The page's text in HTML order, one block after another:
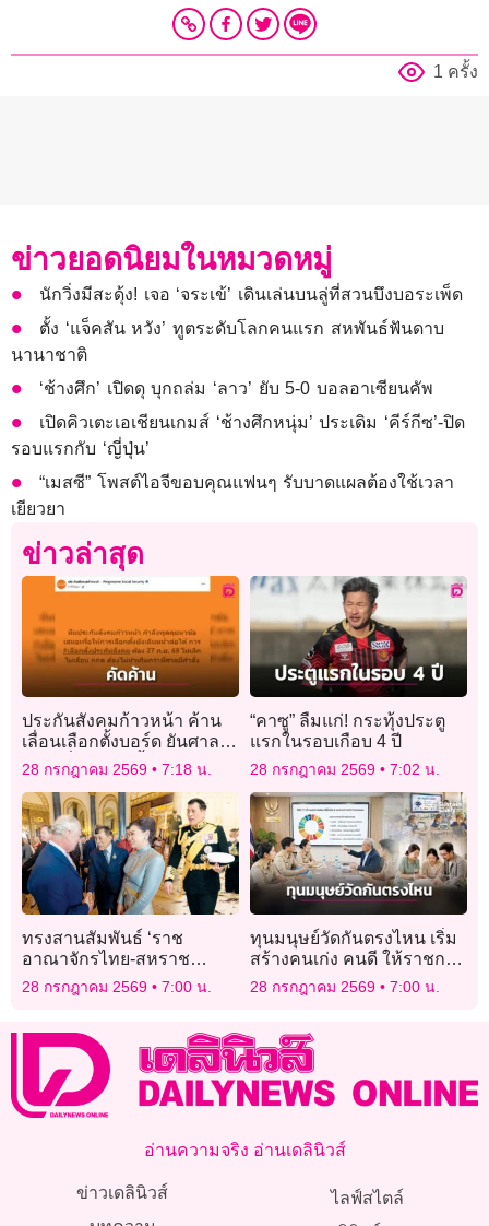
1 ครั้ง
ข่าวยอดนิยมในหมวดหมู่
นักวิ่งมีสะดุ้ง! เจอ ‘จระเข้’ เดินเล่นบนลู่ที่สวนบึงบอระเพ็ด
ตั้ง ‘แจ็คสัน หวัง’ ทูตระดับโลกคนแรก สหพันธ์ฟันดาบ
นานาชาติ
‘ช้างศึก’ เปิดดุ บุกถล่ม ‘ลาว’ ยับ 5-0 บอลอาเซียนคัพ
เปิดคิวเตะเอเชียนเกมส์ ‘ช้างศึกหนุ่ม’ ประเดิม ‘คีร์กีซ’-ปิด
รอบแรกกับ ‘ญี่ปุ่น’
“เมสซี” โพสต์ไอจีขอบคุณแฟนๆ รับบาดแผลต้องใช้เวลา
เยียวยา
ข่าวล่าสุด
ประกันสังคมก้าวหน้า ค้าน
เลื่อนเลือกตั้งบอร์ด ยันศาล
ไม่ได้สั่งยกเลิก จี้ กกต. จัด
ตามเดิม 27 ก.ย.
28 กรกฎาคม 2569 7:18 น.
“คาซู” ลืมแก่! กระทุ้งประตู
แรกในรอบเกือบ 4 ปี
28 กรกฎาคม 2569 7:02 น.
ทรงสานสัมพันธ์ ‘ราช
อาณาจักรไทย-สหราช
อาณาจักร’
28 กรกฎาคม 2569 7:00 น.
ทุนมนุษย์วัดกันตรงไหน เริ่ม
สร้างคนเก่ง คนดี ให้ราชการ
ไทย
28 กรกฎาคม 2569 7:00 น.
อ่านความจริง อ่านเดลินิวส์
ข่าวเดลินิวส์
ไลฟ์สไตล์